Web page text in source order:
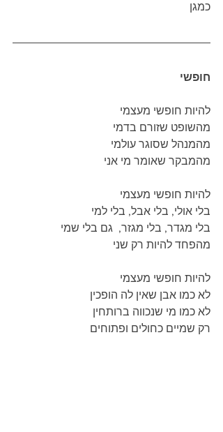
כמגן
חופשי
להיות חופשי מעצמי
מהשופט שזורם בדמי
מהמנהל שסוגר עולמי
מהמבקר שאומר מי אני
להיות חופשי מעצמי
בלי אולי, בלי אבל, בלי למי
בלי מגדר, בלי מגזר,  גם בלי שמי
מהפחד להיות רק שני
להיות חופשי מעצמי
לא כמו אבן שאין לה הופכין
לא כמו מי שנכווה ברותחין
רק שמיים כחולים ופתוחים